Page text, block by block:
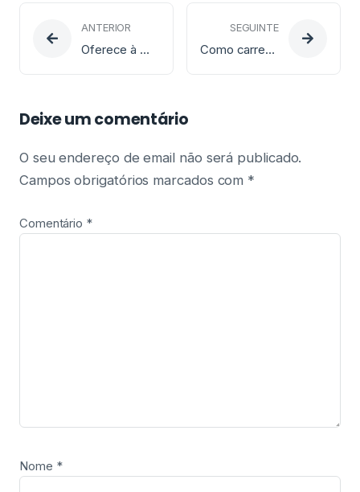
ANTERIOR
Oferece à mãe uma viagem de sonho com a lotaria clássica
SEGUINTE
Como carregar saldo na TuLotero?
Deixe um comentário
O seu endereço de email não será publicado.
Campos obrigatórios marcados com *
Comentário *
Nome *